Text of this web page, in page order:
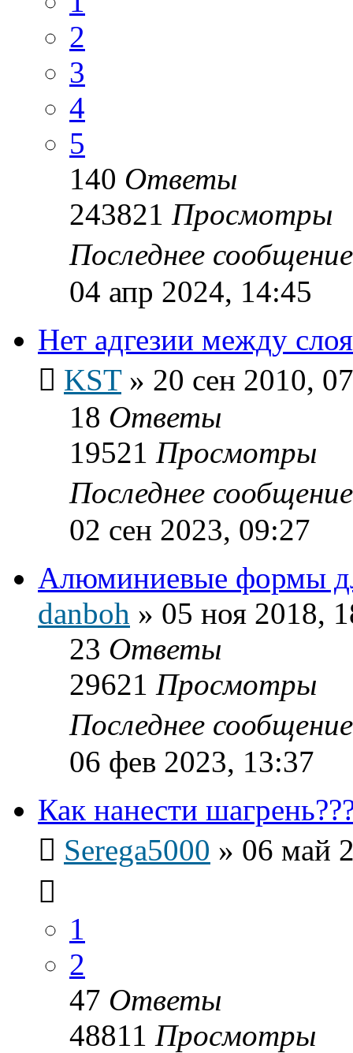
2
3
4
5
140 Ответы
243821 Просмотры
Последнее
04 апр 2024, 14:45
Нет адгезии между
KST» 20 сен 2010,
18 Ответы
19521 Просмотры
Последнее
02 сен 2023, 09:27
Алюминиевые формы
danboh » 05 ноя 2018,
23 Ответы
29621 Просмотры
Последнее
06 фев 2023, 13:37
Как нанести
Serega5000 » 06 май
1
2
47 Ответы
48811 Просмотры